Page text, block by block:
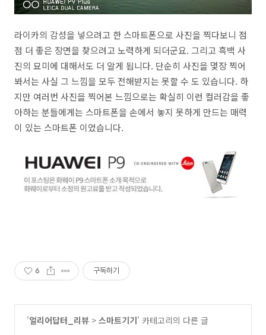
라이카의 감성을 넣으려고 한 스마트폰으로 사진을 찍다보니 점
점 더 좋은 장면을 찾으려고 노력하게 되더군요. 그리고 흑백 사
진의 묘미에 대해서도 더 알게 됩니다. 단순히 사진을 몇장 찍어
봐서는 사실 그 느낌을 모두 전해받지는 못할 수 도 있습니다. 하
지만 여러번 사진을 찍어본 느낌으로는 확실히 이런 컬러감을 좋
아하는 분들에게는 스마트폰을 손에서 놓지 못하게 만드는 매력
이 있는 스마트폰 이었습니다.
6 구독하기
'얼리어답터_리뷰 > 스마트기기' 카테고리의 다른 글